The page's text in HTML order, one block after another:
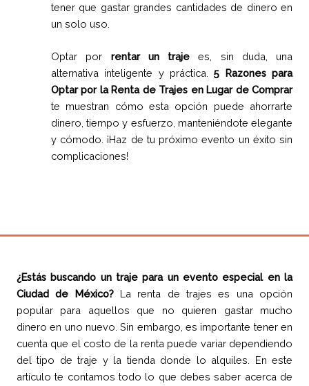
tener que gastar grandes cantidades de dinero en
un solo uso.
Optar por rentar un traje es, sin duda, una
alternativa inteligente y práctica.5 Razones para
Optar por la Renta de Trajes en Lugar de Comprar
te muestran cómo esta opción puede ahorrarte
dinero, tiempo y esfuerzo, manteniéndote elegante
y cómodo. ¡Haz de tu próximo evento un éxito sin
complicaciones!
¿Estás buscando un traje para un evento especial en la
Ciudad de México?La renta de trajes es una opción
popular para aquellos que no quieren gastar mucho
dinero en uno nuevo. Sin embargo, es importante tener en
cuenta que el costo de la renta puede variar dependiendo
del tipo de traje y la tienda donde lo alquiles. En este
artículo te contamos todo lo que debes saber acerca de